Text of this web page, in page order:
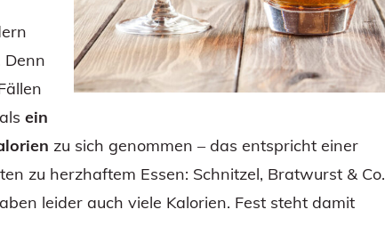
Denn
ein
zu sich genommen – das entspricht einer
zu herzhaftem Essen: Schnitzel, Bratwurst & Co.
leider auch viele Kalorien. Fest steht damit